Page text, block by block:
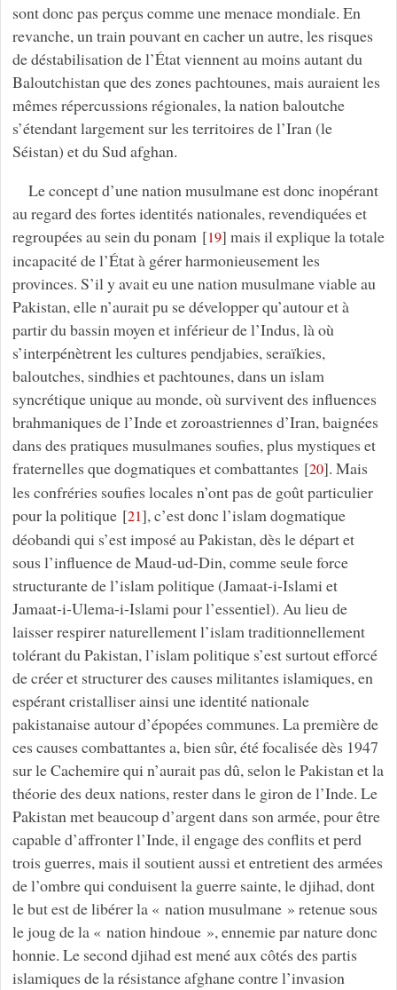
sont donc pas perçus comme une menace mondiale. En
revanche, un train pouvant en cacher un autre, les risques
de déstabilisation de l’État viennent au moins autant du
Baloutchistan que des zones pachtounes, mais auraient les
mêmes répercussions régionales, la nation baloutche
s’étendant largement sur les territoires de l’Iran (le
Séistan) et du Sud afghan.
Le concept d’une nation musulmane est donc inopérant
au regard des fortes identités nationales, revendiquées et
regroupées au sein du ponam [19] mais il explique la totale
incapacité de l’État à gérer harmonieusement les
provinces. S’il y avait eu une nation musulmane viable au
Pakistan, elle n’aurait pu se développer qu’autour et à
partir du bassin moyen et inférieur de l’Indus, là où
s’interpénètrent les cultures pendjabies, seraïkies,
baloutches, sindhies et pachtounes, dans un islam
syncrétique unique au monde, où survivent des influences
brahmaniques de l’Inde et zoroastriennes d’Iran, baignées
dans des pratiques musulmanes soufies, plus mystiques et
fraternelles que dogmatiques et combattantes [20]. Mais
les confréries soufies locales n’ont pas de goût particulier
pour la politique[21], c’est donc l’islam dogmatique
déobandi qui s’est imposé au Pakistan, dès le départ et
sous l’influence de Maud-ud-Din, comme seule force
structurante de l’islam politique (Jamaat-i-Islami et
Jamaat-i-Ulema-i-Islami pour l’essentiel). Au lieu de
laisser respirer naturellement l’islam traditionnellement
tolérant du Pakistan, l’islam politique s’est surtout efforcé
de créer et structurer des causes militantes islamiques, en
espérant cristalliser ainsi une identité nationale
pakistanaise autour d’épopées communes. La première de
ces causes combattantes a, bien sûr, été focalisée dès 1947
sur le Cachemire qui n’aurait pas dû, selon le Pakistan et la
théorie des deux nations, rester dans le giron de l’Inde. Le
Pakistan met beaucoup d’argent dans son armée, pour être
capable d’affronter l’Inde, il engage des conflits et perd
trois guerres, mais il soutient aussi et entretient des armées
de l’ombre qui conduisent la guerre sainte, le djihad, dont
le but est de libérer la « nation musulmane » retenue sous
le joug de la « nation hindoue », ennemie par nature donc
honnie. Le second djihad est mené aux côtés des partis
islamiques de la résistance afghane contre l’invasion